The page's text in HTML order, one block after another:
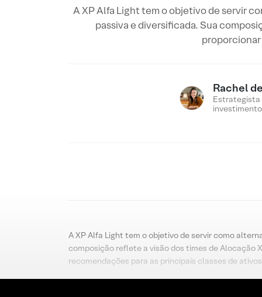
A XP Alfa Light tem o objetivo de servir
passiva e diversificada. Sua
Rachel
Estrategista
A XP Alfa Light tem o objetivo de servir como
composição reflete a visão dos times de Alocação
recomendações para as principais classes de